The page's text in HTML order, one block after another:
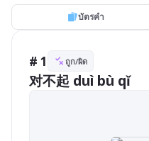
บัตรคำ
# 1 ถูก/ผิด
对不起 duì bù qǐ